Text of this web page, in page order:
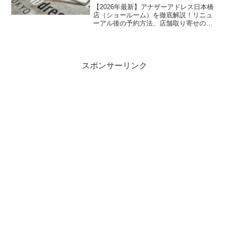
説
【2026年最新】アナザーアドレス日本橋
店（ショールーム）を徹底解説！リニュ
ーアル後の予約方法、店舗取り寄せの仕
スポンサーリンク